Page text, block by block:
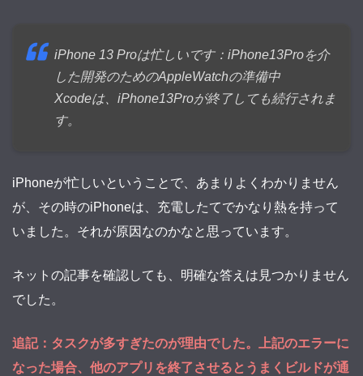
iPhone 13 Proは忙しいです：iPhone13Proを介
した開発のためのAppleWatchの準備中
Xcodeは、iPhone13Proが終了しても続行されま
す。
iPhoneが忙しいということで、あまりよくわかりません
が、その時のiPhoneは、充電したてでかなり熱を持って
いました。それが原因なのかなと思っています。
ネットの記事を確認しても、明確な答えは見つかりません
でした。
追記：タスクが多すぎたのが理由でした。上記のエラーに
なった場合、他のアプリを終了させるとうまくビルドが通